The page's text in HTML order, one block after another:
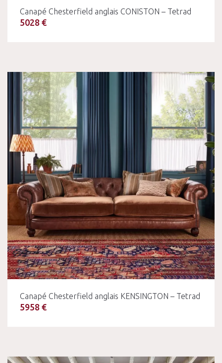
Canapé Chesterfield anglais CONISTON – Tetrad
5028 €
Canapé Chesterfield anglais KENSINGTON – Tetrad
5958 €